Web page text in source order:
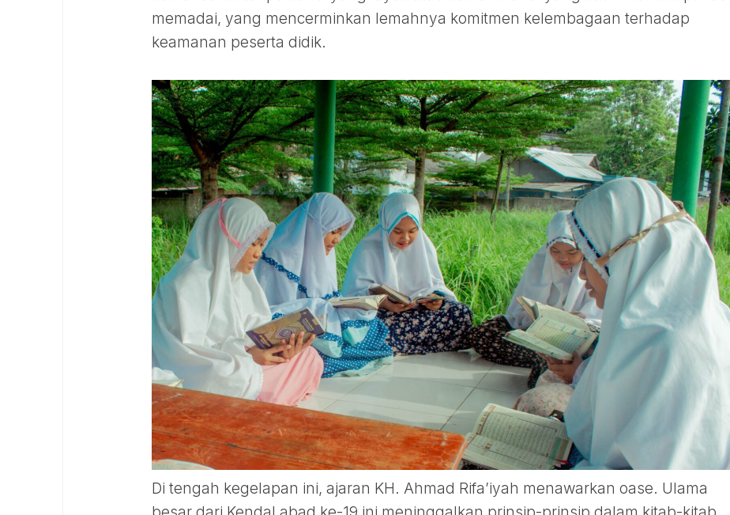
memadai, yang mencerminkan lemahnya komitmen kelembagaan terhadap
keamanan peserta didik.
Di tengah kegelapan ini, ajaran KH. Ahmad Rifa’iyah menawarkan oase. Ulama